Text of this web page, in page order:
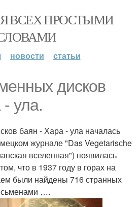
ВСЕХ ПРОСТЫМИ
новости статьи
дисков
ула.
баян - Хара - ула началась
журнале "Das Vegetarisсhe
вселенная") появилась
что в 1937 году в горах на
были найдены 716 странных
….